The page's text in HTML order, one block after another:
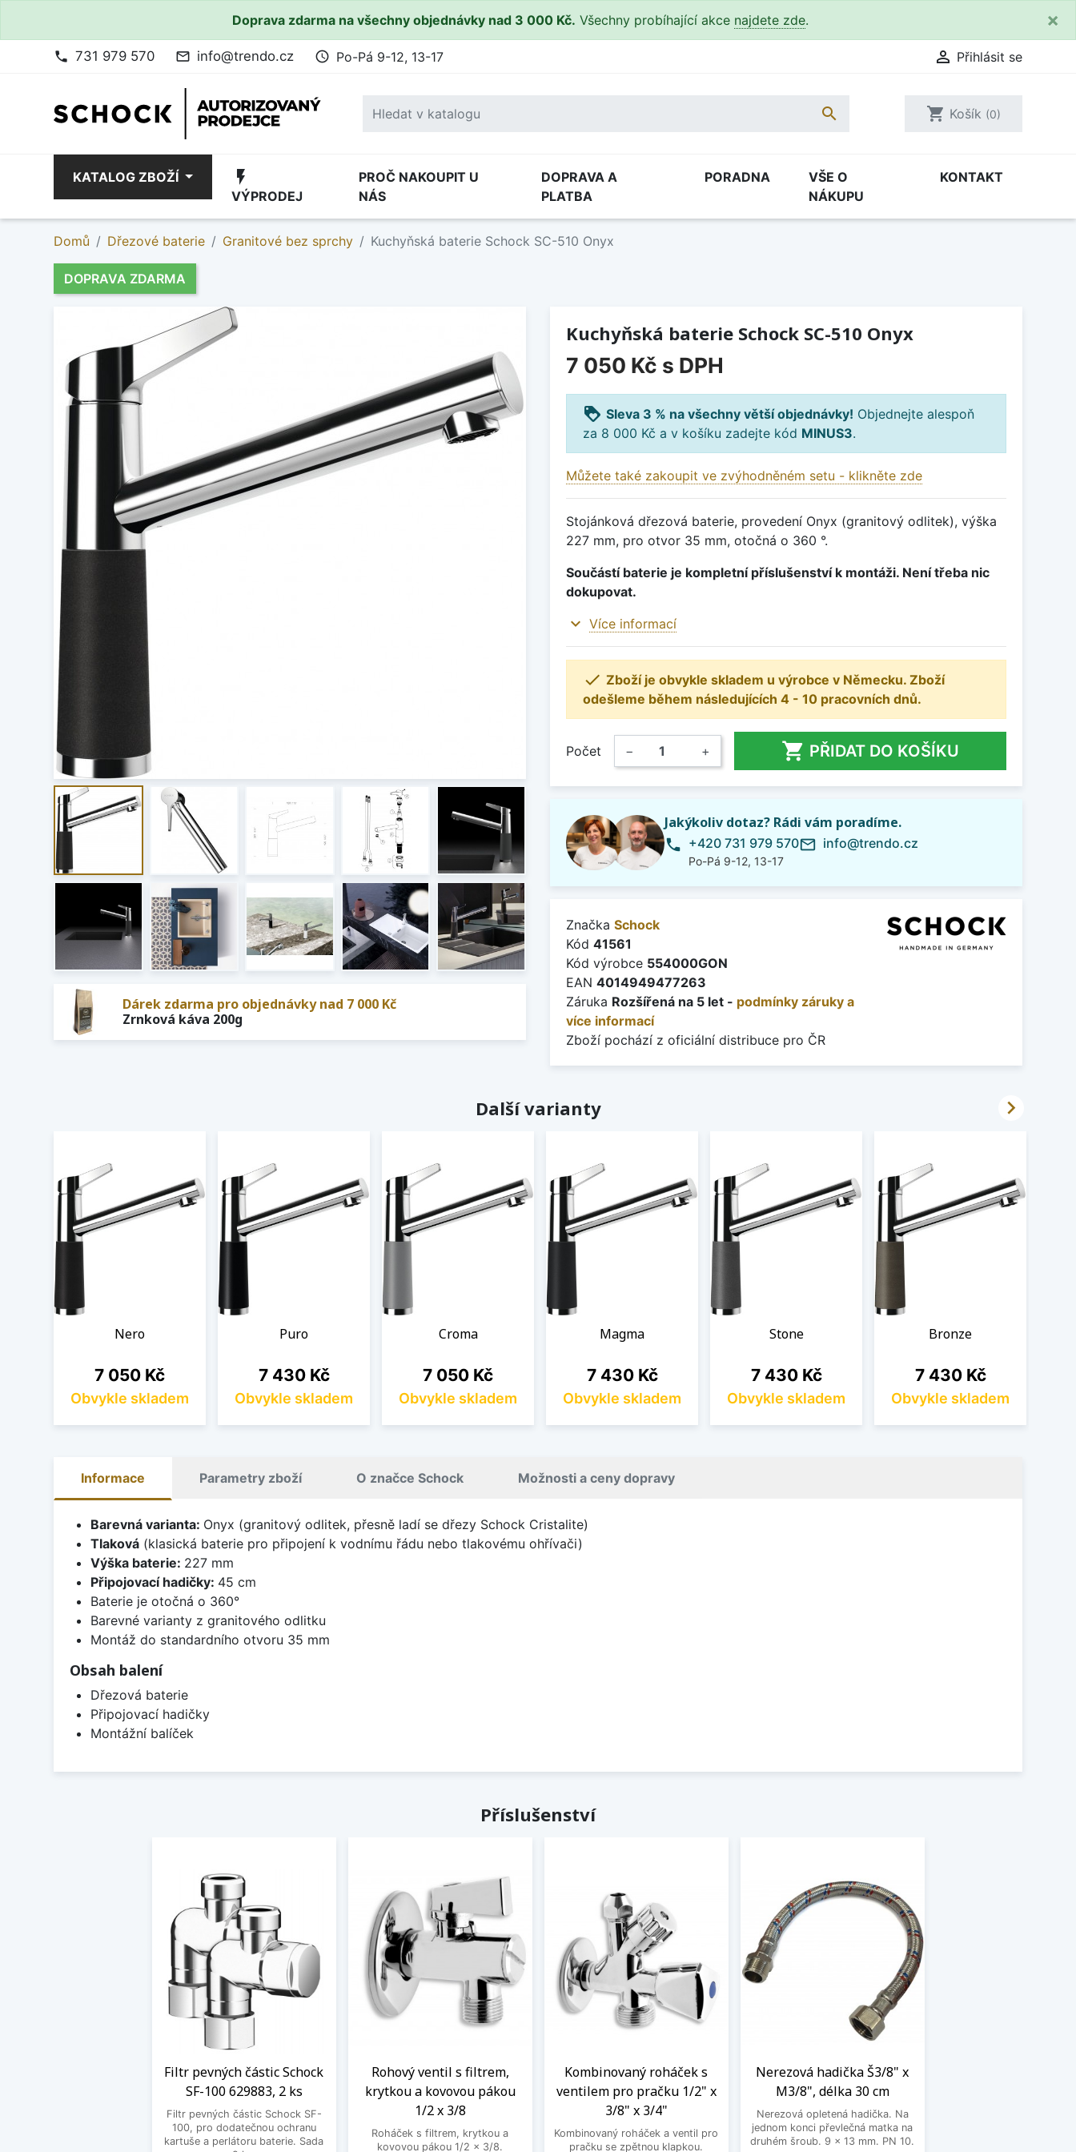
Doprava zdarma na všechny objednávky nad 3 000 Kč. Všechny probíhající akce najdete zde. ×
phone 731 979 570 mail_outline info@trendo.cz access_time Po-Pá 9-12, 13-17  Přihlásit se
 shopping_cart Košík (0)
KATALOG ZBOŽÍ flash_on
VÝPRODEJ
PROČ NAKOUPIT U
NÁS
DOPRAVA A
PLATBA
PORADNA
VŠE O
NÁKUPU
KONTAKT
Domů Dřezové baterie Granitové bez sprchy Kuchyňská baterie Schock SC-510 Onyx
DOPRAVA ZDARMA
Dárek zdarma pro objednávky nad 7 000 Kč
Zrnková káva 200g
Kuchyňská baterie Schock SC-510 Onyx
7 050 Kč s DPH
loyalty Sleva 3 % na všechny větší objednávky! Objednejte alespoň
za 8 000 Kč a v košíku zadejte kód MINUS3.
Můžete také zakoupit ve zvýhodněném setu - klikněte zde
Stojánková dřezová baterie, provedení Onyx (granitový odlitek), výška
227 mm, pro otvor 35 mm, otočná o 360 °.
Součástí baterie je kompletní příslušenství k montáži. Není třeba nic
dokupovat.
expand_more Více informací
 Zboží je obvykle skladem u výrobce v Německu. Zboží
odešleme během následujících 4 - 10 pracovních dnů.
Počet − +  PŘIDAT DO KOŠÍKU
Jakýkoliv dotaz? Rádi vám poradíme.
phone +420 731 979 570
Po-Pá 9-12, 13-17
mail_outline info@trendo.cz
Značka Schock
Kód 41561
Kód výrobce 554000GON
EAN 4014949477263
Záruka Rozšířená na 5 let - podmínky záruky a
více informací
Zboží pochází z oficiální distribuce pro ČR
Další varianty
Nero
Cena
7 050 Kč
Obvykle skladem
Puro
Cena
7 430 Kč
Obvykle skladem
Croma
Cena
7 050 Kč
Obvykle skladem
Magma
Cena
7 430 Kč
Obvykle skladem
Stone
Cena
7 430 Kč
Obvykle skladem
Bronze
Cena
7 430 Kč
Obvykle skladem

Informace Parametry zboží O značce Schock Možnosti a ceny dopravy
Barevná varianta: Onyx (granitový odlitek, přesně ladí se dřezy Schock Cristalite)
Tlaková(klasická baterie pro připojení k vodnímu řádu nebo tlakovému ohřívači)
Výška baterie: 227 mm
Připojovací hadičky: 45 cm
Baterie je otočná o 360°
Barevné varianty z granitového odlitku
Montáž do standardního otvoru 35 mm
Obsah balení
Dřezová baterie
Připojovací hadičky
Montážní balíček
Příslušenství
Filtr pevných částic Schock
SF-100 629883, 2 ks
Filtr pevných částic Schock SF-
100, pro dodatečnou ochranu
kartuše a perlátoru baterie. Sada
Rohový ventil s filtrem,
krytkou a kovovou pákou
1/2 x 3/8
Roháček s filtrem, krytkou a
kovovou pákou 1/2 x 3/8.
Kombinovaný roháček s
ventilem pro pračku 1/2" x
3/8" x 3/4"
Kombinovaný roháček a ventil pro
pračku se zpětnou klapkou.
Nerezová hadička Š3/8" x
M3/8", délka 30 cm
Nerezová opletená hadička. Na
jednom konci převlečná matka na
druhém šroub. 9 x 13 mm. PN 10.